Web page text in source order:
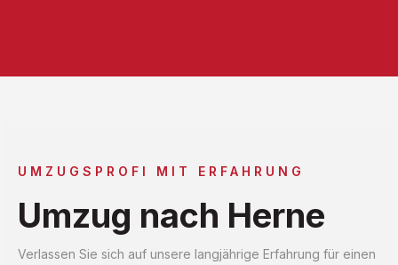
UMZUGSPROFI MIT ERFAHRUNG
Umzug nach Herne
Verlassen Sie sich auf unsere langjährige Erfahrung für einen